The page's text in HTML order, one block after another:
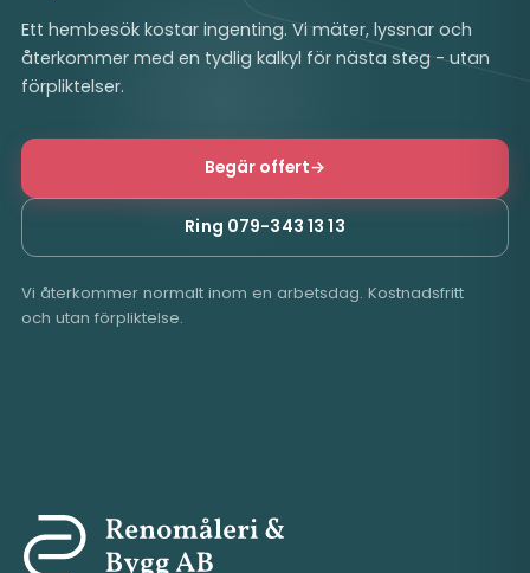
Ett hembesök kostar ingenting. Vi mäter, lyssnar och
återkommer med en tydlig kalkyl för nästa steg - utan
förpliktelser.
Begär offert→
Ring 079-343 13 13
Vi återkommer normalt inom en arbetsdag. Kostnadsfritt
och utan förpliktelse.